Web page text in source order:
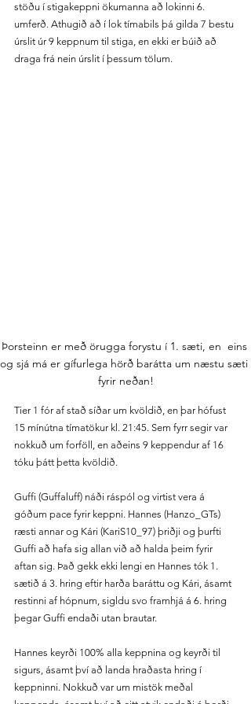
stöðu í stigakeppni ökumanna að lokinni 6.
umferð. Athugið að í lok tímabils þá gilda 7 bestu
úrslit úr 9 keppnum til stiga, en ekki er búið að
draga frá nein úrslit í þessum tölum.
Þorsteinn er með örugga forystu í 1. sæti, en  eins
og sjá má er gífurlega hörð barátta um næstu sæti
fyrir neðan!
Tier 1 fór af stað síðar um kvöldið, en þar hófust
15 mínútna tímatökur kl. 21:45. Sem fyrr segir var
nokkuð um forföll, en aðeins 9 keppendur af 16
tóku þátt þetta kvöldið.
Guffi (Guffaluff) náði ráspól og virtist vera á
góðum pace fyrir keppni. Hannes (Hanzo_GTs)
ræsti annar og Kári (KariS10_97) þriðji og þurfti
Guffi að hafa sig allan við að halda þeim fyrir
aftan sig. Það gekk ekki lengi en Hannes tók 1.
sætið á 3. hring eftir harða baráttu og Kári, ásamt
restinni af hópnum, sigldu svo framhjá á 6. hring
þegar Guffi endaði utan brautar.
Hannes keyrði 100% alla keppnina og keyrði til
sigurs, ásamt því að landa hraðasta hring í
keppninni. Nokkuð var um mistök meðal